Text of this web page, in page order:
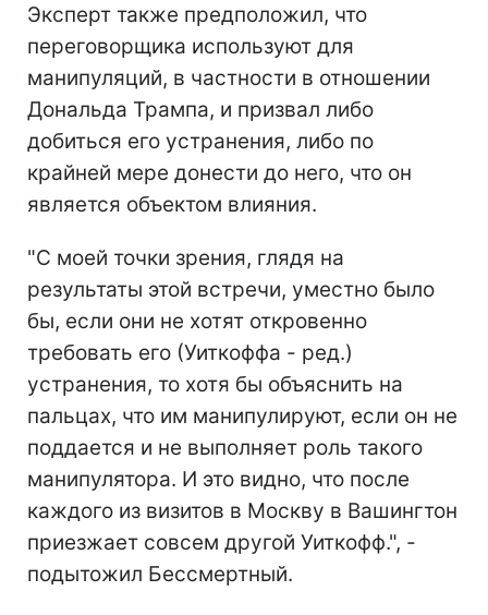
Эксперт также предположил, что
переговорщика используют для
манипуляций, в частности в отношении
Дональда Трампа, и призвал либо
добиться его устранения, либо по
крайней мере донести до него, что он
является объектом влияния.
"С моей точки зрения, глядя на
результаты этой встречи, уместно было
бы, если они не хотят откровенно
требовать его (Уиткоффа - ред.)
устранения, то хотя бы объяснить на
пальцах, что им манипулируют, если он не
поддается и не выполняет роль такого
манипулятора. И это видно, что после
каждого из визитов в Москву в Вашингтон
приезжает совсем другой Уиткофф.", -
подытожил Бессмертный.